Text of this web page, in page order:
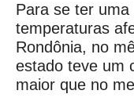
Para se ter
temperaturas
Rondônia, no
estado teve um
maior que no